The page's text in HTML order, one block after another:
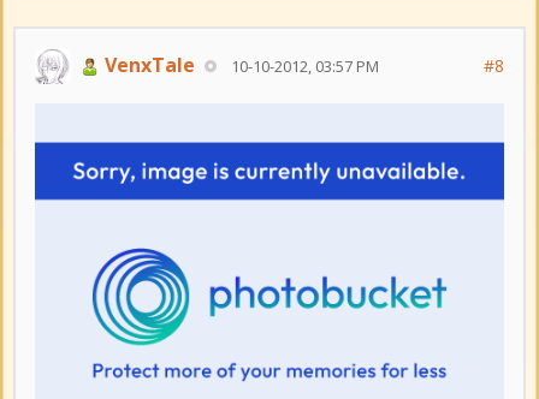
VenxTale 10-10-2012, 03:57 PM #8